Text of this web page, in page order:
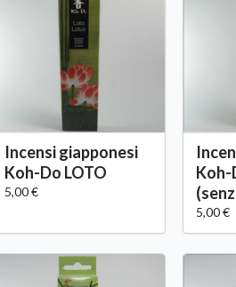
Incensi giapponesi
Koh-Do LOTO
5,00 €
Koh-
5,00 €